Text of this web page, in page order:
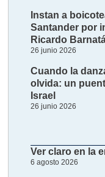
Instan a
Santander por
Ricardo
26 junio 2026
Cuando la
olvida: un
Israel
26 junio 2026
Ver claro en la
6 agosto 2026